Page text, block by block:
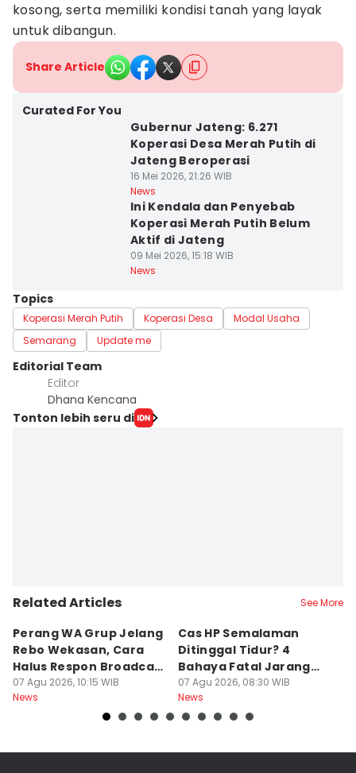
kosong, serta memiliki kondisi tanah yang layak
untuk dibangun.
Share Article
Curated For You
Gubernur Jateng: 6.271
Koperasi Desa Merah Putih di
Jateng Beroperasi
16 Mei 2026, 21:26 WIB
News
Ini Kendala dan Penyebab
Koperasi Merah Putih Belum
Aktif di Jateng
09 Mei 2026, 15:18 WIB
News
Topics
Koperasi Merah Putih Koperasi Desa
Modal Usaha
Semarang
Update me
Editorial Team
Editor
Dhana Kencana
Tonton lebih seru di
Related Articles See More
Perang WA Grup Jelang
Rebo Wekasan, Cara
Halus Respon Broadcast
Parno
07 Agu 2026, 10:15 WIB
News
Cas HP Semalaman
Ditinggal Tidur? 4
Bahaya Fatal Jarang
Disadari Pekerja Kantor
07 Agu 2026, 08:30 WIB
News